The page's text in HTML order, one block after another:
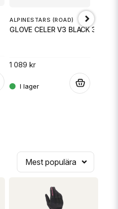
ALPINESTARS (ROAD)
GLOVE CELER V3 BLACK 3X
1 089 kr
Mest populära